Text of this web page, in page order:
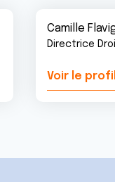
Camille
Directrice
Voir le profil